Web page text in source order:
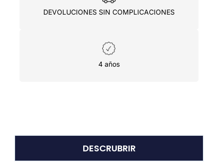
DEVOLUCIONES SIN COMPLICACIONES
4 años
DESCRUBRIR